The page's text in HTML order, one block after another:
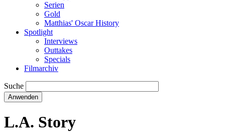
Serien
Gold
Matthias' Oscar History
Spotlight
Interviews
Outtakes
Specials
Filmarchiv
Suche
L.A. Story